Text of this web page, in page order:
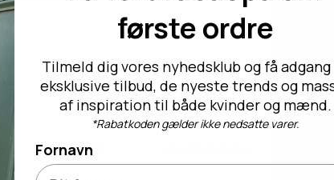
Fri fragt over 499kr
Gratis til GLS & DAO pakkeshop
første ordre
Tilmeld dig vores nyhedsklub og få
eksklusive tilbud, de nyeste trends og
af inspiration til både kvinder og mænd.
*Rabatkoden gælder ikke nedsatte varer.
Fornavn